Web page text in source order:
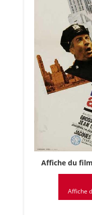
Affiche du
Affiche